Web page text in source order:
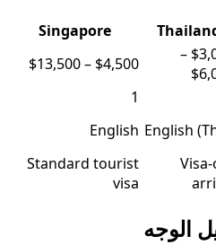
Singapore
–
$4,500
–
$13,500
1
English
English
Standard tourist
visa
الوجه